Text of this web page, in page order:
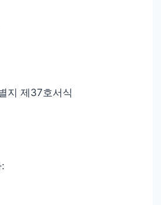
지 제37호서식